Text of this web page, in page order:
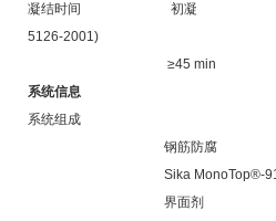
凝结时间 初
5126-2001)
≥45 min
系统信息
系统组成
钢筋防腐
Sika MonoTop®-910 N
界面剂